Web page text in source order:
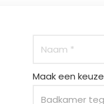
Maak een keuze